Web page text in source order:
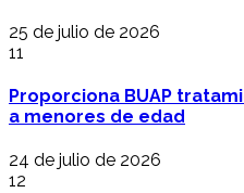
25 de julio de 2026
11
Proporciona BUAP
a menores de edad
24 de julio de 2026
12